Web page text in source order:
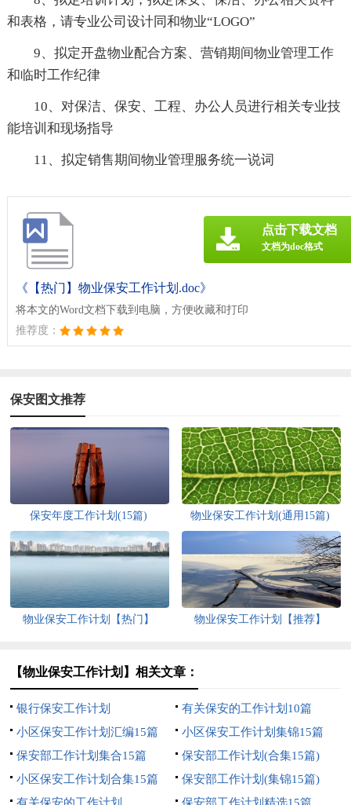
和表格，请专业公司设计同和物业“LOGO”
9、拟定开盘物业配合方案、营销期间物业管理工作
和临时工作纪律
10、对保洁、保安、工程、办公人员进行相关专业技
能培训和现场指导
11、拟定销售期间物业管理服务统一说词
《【热门】物业保安工作计划.doc》
将本文的Word文档下载到电脑，方便收藏和打印
推荐度：
点击下载文档
文档为doc格式
保安图文推荐
保安年度工作计划(15篇) 物业保安工作计划(通用15篇)
物业保安工作计划【热门】 物业保安工作计划【推荐】
【物业保安工作计划】相关文章：
银行保安工作计划
有关保安的工作计划10篇
小区保安工作计划汇编15篇
小区保安工作计划集锦15篇
保安部工作计划集合15篇
保安部工作计划(合集15篇)
小区保安工作计划合集15篇
保安部工作计划(集锦15篇)